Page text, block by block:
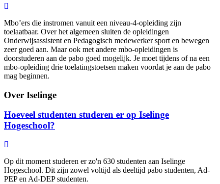
Mbo’ers die instromen vanuit een niveau-4-opleiding zijn
toelaatbaar. Over het algemeen sluiten de opleidingen
Onderwijsassistent en Pedagogisch medewerker sport en bewegen
zeer goed aan. Maar ook met andere mbo-opleidingen is
doorstuderen aan de pabo goed mogelijk. Je moet tijdens of na een
mbo-opleiding drie toelatingstoetsen maken voordat je aan de pabo
mag beginnen.
Over Iselinge
Hoeveel studenten studeren er op Iselinge
Hogeschool?
Op dit moment studeren er zo'n 630 studenten aan Iselinge
Hogeschool. Dit zijn zowel voltijd als deeltijd pabo studenten, Ad-
PEP en Ad-DEP studenten.